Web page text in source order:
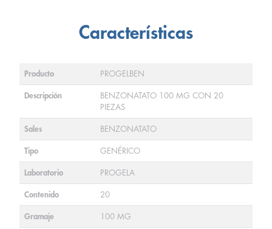
Características
Producto PROGELBEN
Descripción
BENZONATATO 100 MG CON 20
PIEZAS
Sales BENZONATATO
Tipo GENÉRICO
Laboratorio PROGELA
Contenido 20
Gramaje 100 MG